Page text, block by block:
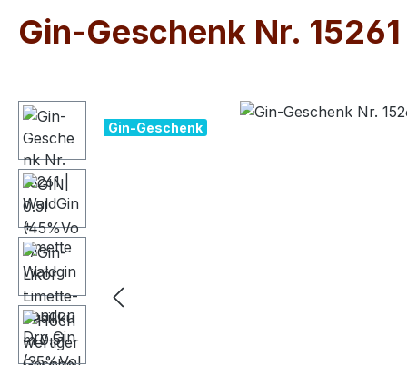
Gin-Geschenk Nr.
Bildergalerie überspringen
Gin-Geschenk